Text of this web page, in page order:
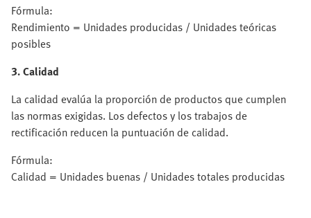
Fórmula:
Rendimiento = Unidades producidas / Unidades teóricas
posibles
3. Calidad
La calidad evalúa la proporción de productos que cumplen
las normas exigidas. Los defectos y los trabajos de
rectificación reducen la puntuación de calidad.
Fórmula:
Calidad = Unidades buenas / Unidades totales producidas